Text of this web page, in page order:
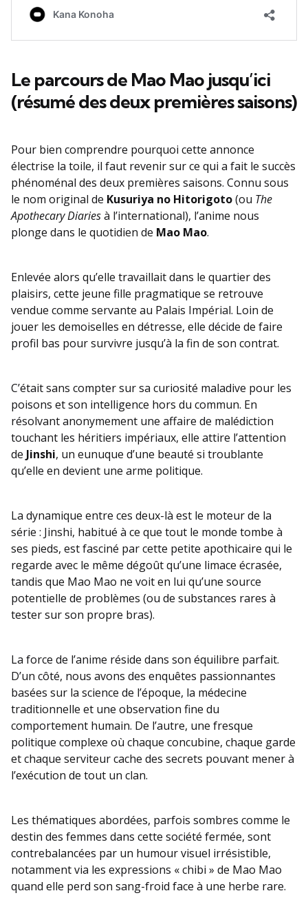
Le parcours de Mao Mao jusqu’ici
(résumé des deux premières saisons)
Pour bien comprendre pourquoi cette annonce
électrise la toile, il faut revenir sur ce qui a fait le succès
phénoménal des deux premières saisons. Connu sous
le nom original de Kusuriya no Hitorigoto(ou The
Apothecary Diariesà l’international), l’anime nous
plonge dans le quotidien de Mao Mao.
Enlevée alors qu’elle travaillait dans le quartier des
plaisirs, cette jeune fille pragmatique se retrouve
vendue comme servante au Palais Impérial. Loin de
jouer les demoiselles en détresse, elle décide de faire
profil bas pour survivre jusqu’à la fin de son contrat.
C’était sans compter sur sa curiosité maladive pour les
poisons et son intelligence hors du commun. En
résolvant anonymement une affaire de malédiction
touchant les héritiers impériaux, elle attire l’attention
de Jinshi, un eunuque d’une beauté si troublante
qu’elle en devient une arme politique.
La dynamique entre ces deux-là est le moteur de la
série : Jinshi, habitué à ce que tout le monde tombe à
ses pieds, est fasciné par cette petite apothicaire qui le
regarde avec le même dégoût qu’une limace écrasée,
tandis que Mao Mao ne voit en lui qu’une source
potentielle de problèmes (ou de substances rares à
tester sur son propre bras).
La force de l’anime réside dans son équilibre parfait.
D’un côté, nous avons des enquêtes passionnantes
basées sur la science de l’époque, la médecine
traditionnelle et une observation fine du
comportement humain. De l’autre, une fresque
politique complexe où chaque concubine, chaque garde
et chaque serviteur cache des secrets pouvant mener à
l’exécution de tout un clan.
Les thématiques abordées, parfois sombres comme le
destin des femmes dans cette société fermée, sont
contrebalancées par un humour visuel irrésistible,
notamment via les expressions « chibi » de Mao Mao
quand elle perd son sang-froid face à une herbe rare.